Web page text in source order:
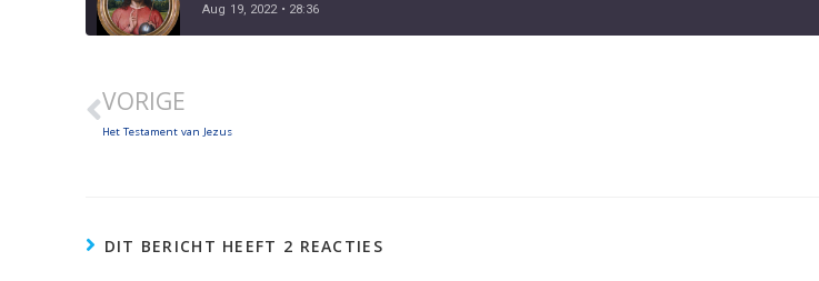
SHARE
Aug 19, 2022 • 28:36
VORIGE
Het Testament van Jezus
DIT BERICHT HEEFT 2 REACTIES